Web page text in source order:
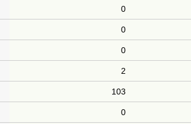
0
0
0
2
103
0